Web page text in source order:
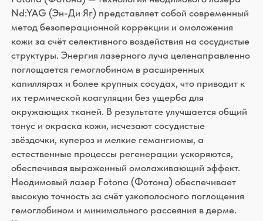
их термической коагуляции без ущерба для
окружающих тканей. В результате улучшается общий
тонус и окраска кожи, исчезают сосудистые
звёздочки, купероз и мелкие гемангиомы, а
естественные процессы регенерации ускоряются,
обеспечивая выраженный омолаживающий эффект.
Неодимовый лазер Fotona (Фотона) обеспечивает
высокую точность за счёт узкополосного поглощения
гемоглобином и минимального рассеяния в дерме.
Контактное охлаждение кожных покровов защищает
эпидермис от перегрева, что исключает риск ожогов
и образования рубцов. Во время сеанса пациент
испытывает лишь лёгкое покалывание или тепло, при
необходимости применяется местный анестетик в
виде крема. Реабилитационный период отсутствует:
уже на следующий день после процедуры можно
вернуться к привычному образу жизни, сохраняя
максимальное удобство.